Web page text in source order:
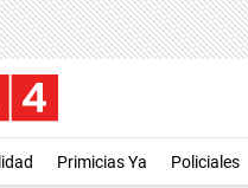
Primicias Ya Policiales